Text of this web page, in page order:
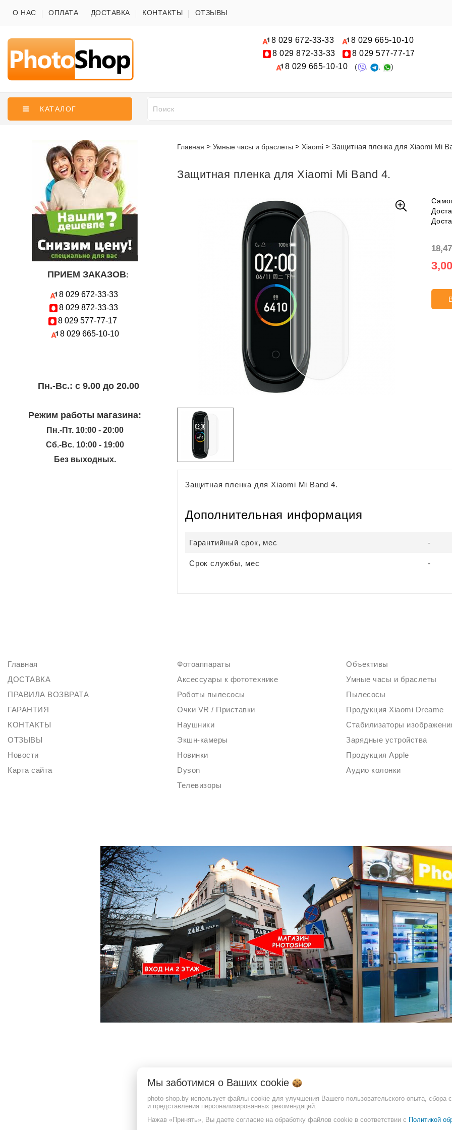
О НАС ОПЛАТА ДОСТАВКА КОНТАКТЫ ОТЗЫВЫ
8 029 672-33-33 8 029 665-10-10
8 029 872-33-33 8 029 577-77-17
8 029 665-10-10 ( , , )
КАТАЛОГ
Главная Умные часы и браслеты Xiaomi Защитная пленка для Xiaomi Mi
Защитная пленка для Xiaomi Mi Band 4.
Защитная пленка для Xiaomi Mi Band 4.
Дополнительная информация
Гарантийный срок, мес -
Срок службы, мес -
ПРИЕМ ЗАКАЗОВ:
8 029 672-33-33
8 029 872-33-33
8 029 577-77-17
8 029 665-10-10
Пн.-Вc.: с 9.00 до 20.00
Режим работы магазина:
Пн.-Пт. 10:00 - 20:00
Сб.-Вс. 10:00 - 19:00
Без выходных.
Главная
ДОСТАВКА
ПРАВИЛА ВОЗВРАТА
ГАРАНТИЯ
КОНТАКТЫ
ОТЗЫВЫ
Новости
Карта сайта
Фотоаппараты
Объективы
Аксессуары к фототехнике
Умные часы и браслеты
Роботы пылесосы
Пылесосы
Очки VR / Приставки
Продукция Xiaomi Dreame
Наушники
Экшн-камеры
Зарядные устройства
Новинки
Продукция Apple
Dyson
Аудио колонки
Телевизоры
Гарантийное и сервисное обслуживание, рассмотрение обращение покупателей:
Контакты уполномоченных органов по защите прав потребителей:
Мы заботимся о Ваших cookie
photo-shop.by использует файлы cookie для улучшения Вашего пользовательского опыта, сбора
и представления персонализированных рекомендаций.
Нажав «Принять», Вы даете согласие на обработку файлов cookie в соответствии с Политикой